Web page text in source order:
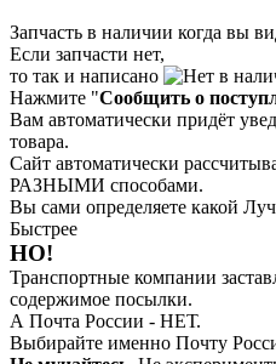
Запчасть в наличии когда вы
Если запчасти нет,
то так и написано
Нажмите "Сообщить о
Вам автоматически придёт
товара.
Сайт автоматически
РАЗНЫМИ способами.
Вы сами определяете какой
Быстрее
НО!
Транспортные компании
содержимое посылки.
А Почта России - НЕТ.
Выбирайте именно Почту